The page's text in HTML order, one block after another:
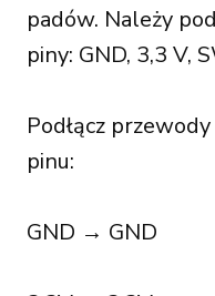
padów. Należy
piny: GND, 3,3 V,
Podłącz
pinu:
GND → GND